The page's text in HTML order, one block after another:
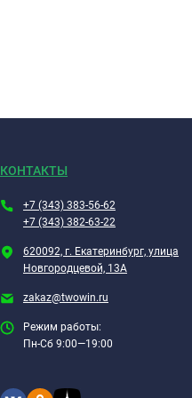
КОНТАКТЫ
+7 (343) 383-56-62
+7 (343) 382-63-22
620092, г. Екатеринбург, улица
Новгородцевой, 13А
zakaz@twowin.ru
Режим работы:
Пн-Сб 9:00—19:00